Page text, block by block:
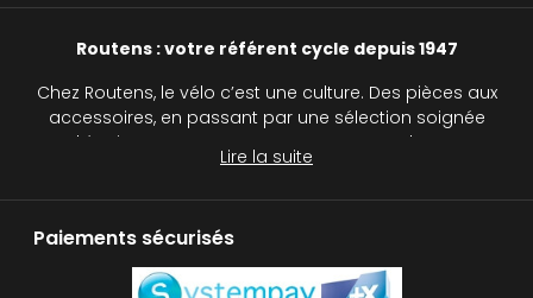
Routens : votre référent cycle depuis 1947
Chez Routens, le vélo c’est une culture. Des pièces aux
accessoires, en passant par une sélection soignée
d’équipements, nous accompagnons chaque
cycliste, du passionné au curieux, sur tous les
Routens, c’est plus qu’un simple magasin de vélos :
c’est une véritable institution pour tous les passionnés
de deux roues. Avec notre réseau de cinq magasins
Lire la suite
Paiements sécurisés